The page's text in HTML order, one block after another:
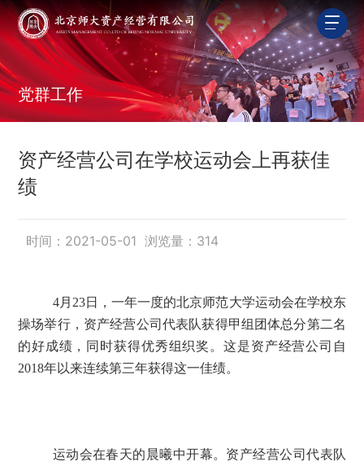
党群工作
资产经营公司在学校运动会上再获佳
绩
时间：2021-05-01 浏览量： 314
4月23日，一年一度的北京师范大学运动会在学校东
操场举行，资产经营公司代表队获得甲组团体总分第二名
的好成绩，同时获得优秀组织奖。这是资产经营公司自
2018年以来连续第三年获得这一佳绩。
运动会在春天的晨曦中开幕。资产经营公司代表队